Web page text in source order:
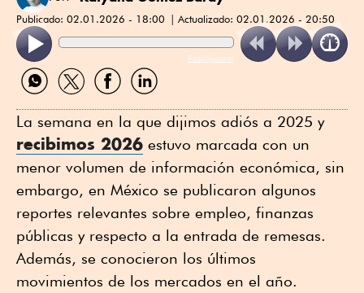
Publicado: 02.01.2026 - 18:00 Actualizado: 02.01.2026 - 20:50
ReadSpeaker
Compartir
por
Compartir
por
Compartir
por
Compartir
por
La semana en la que dijimos adiós a 2025 y
recibimos 2026 estuvo marcada con un
menor volumen de información económica, sin
embargo, en México se publicaron algunos
reportes relevantes sobre empleo, finanzas
públicas y respecto a la entrada de remesas.
Además, se conocieron los últimos
movimientos de los mercados en el año.